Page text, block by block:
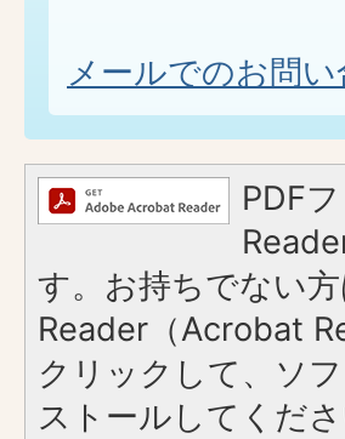
メールでのお問
PDF
す。お持ちでない
Reader（Acrobat
クリックして、ソ
ストールしてくださ